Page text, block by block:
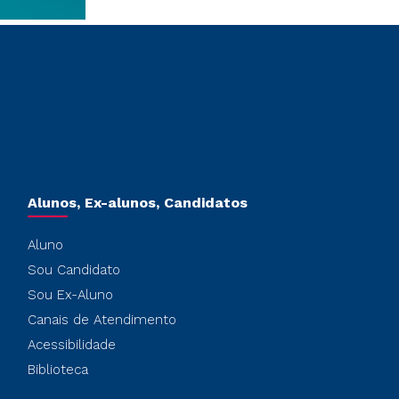
Alunos, Ex-alunos, Candidatos
Aluno
Sou Candidato
Sou Ex-Aluno
Canais de Atendimento
Acessibilidade
Biblioteca